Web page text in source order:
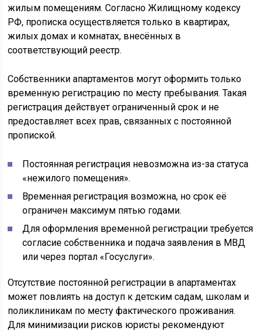
жилым помещениям. Согласно Жилищному кодексу
РФ, прописка осуществляется только в квартирах,
жилых домах и комнатах, внесённых в
соответствующий реестр.
Собственники апартаментов могут оформить только
временную регистрацию по месту пребывания. Такая
регистрация действует ограниченный срок и не
предоставляет всех прав, связанных с постоянной
пропиской.
Постоянная регистрация невозможна из-за статуса
«нежилого помещения».
Временная регистрация возможна, но срок её
ограничен максимум пятью годами.
Для оформления временной регистрации требуется
согласие собственника и подача заявления в МВД
или через портал «Госуслуги».
Отсутствие постоянной регистрации в апартаментах
может повлиять на доступ к детским садам, школам и
поликлиникам по месту фактического проживания.
Для минимизации рисков юристы рекомендуют